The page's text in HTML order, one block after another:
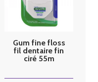
Gum fine floss
fil dentaire fin
ciré 55m